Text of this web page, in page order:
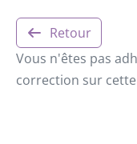
Retour
Vous n'êtes pas
correction sur